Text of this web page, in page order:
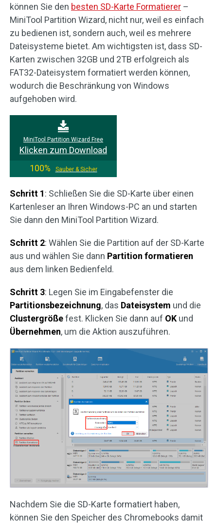
können Sie den besten SD-Karte Formatierer –
MiniTool Partition Wizard, nicht nur, weil es einfach
zu bedienen ist, sondern auch, weil es mehrere
Dateisysteme bietet. Am wichtigsten ist, dass SD-
Karten zwischen 32GB und 2TB erfolgreich als
FAT32-Dateisystem formatiert werden können,
wodurch die Beschränkung von Windows
aufgehoben wird.
MiniTool Partition Wizard Free
Klicken zum Download
100%
Sauber & Sicher
Schritt 1: Schließen Sie die SD-Karte über einen
Kartenleser an Ihren Windows-PC an und starten
Sie dann den MiniTool Partition Wizard.
Schritt 2: Wählen Sie die Partition auf der SD-Karte
aus und wählen Sie dann Partition formatieren
aus dem linken Bedienfeld.
Schritt 3: Legen Sie im Eingabefenster die
Partitionsbezeichnung, das Dateisystem und die
Clustergrößefest. Klicken Sie dann auf OK und
Übernehmen, um die Aktion auszuführen.
Nachdem Sie die SD-Karte formatiert haben,
können Sie den Speicher des Chromebooks damit